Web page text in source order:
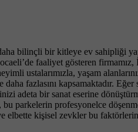
bilinçli bir kitleye ev sahipliği
faaliyet gösteren
ustalarımızla, yaşam
fazlasını kapsamaktadır.
adeta bir sanat eserine
parkelerin profesyonelce
kişisel zevkler bu